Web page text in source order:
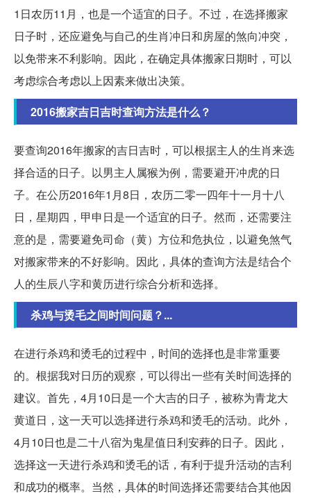
1日农历11月，也是一个适宜的日子。不过，在选择搬家
日子时，还应避免与自己的生肖冲日和房屋的煞向冲突，
以免带来不利影响。因此，在确定具体搬家日期时，可以
考虑综合考虑以上因素来做出决策。
2016搬家吉日吉时查询方法是什么？
要查询2016年搬家的吉日吉时，可以根据主人的生肖来选
择合适的日子。以男主人属猴为例，需要避开冲虎的日
子。在公历2016年1月8日，农历二零一四年十一月十八
日，星期四，甲申日是一个适宜的日子。然而，还需要注
意的是，需要避免司命（黄）方位和危执位，以避免煞气
对搬家带来的不好影响。因此，具体的查询方法是结合个
人的生辰八字和黄历进行综合分析和选择。
杀鸡与烫毛之间时间问题？...
在进行杀鸡和烫毛的过程中，时间的选择也是非常重要
的。根据我对日历的观察，可以得出一些有关时间选择的
建议。首先，4月10日是一个大吉的日子，被称为青龙大
黄道日，这一天可以选择进行杀鸡和烫毛的活动。此外，
4月10日也是二十八宿为鬼星值日利安葬的日子。因此，
选择这一天进行杀鸡和烫毛的话，有利于提升活动的吉利
和成功的概率。当然，具体的时间选择还需要结合其他因